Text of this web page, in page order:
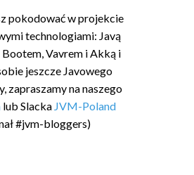
pokodować w projekcie
technologiami: Javą
Bootem, Vavrem i Akką i
jeszcze Javowego
zapraszamy na naszego
lub Slacka JVM-Poland
#jvm-bloggers)